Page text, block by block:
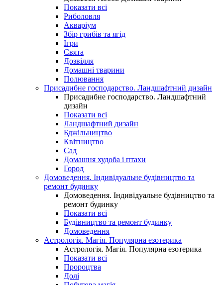
Показати всі
Риболовля
Акваріум
Збір грибів та ягід
Ігри
Свята
Дозвілля
Домашні тварини
Полювання
Присадибне господарство. Ландшафтний дизайн
Присадибне господарство. Ландшафтний
дизайн
Показати всі
Ландшафтний дизайн
Бджільництво
Квітництво
Сад
Домашня худоба і птахи
Город
Домоведення. Індивідуальне будівництво та
ремонт будинку
Домоведення. Індивідуальне будівництво та
ремонт будинку
Показати всі
Будівництво та ремонт будинку
Домоведення
Астрологія. Магія. Популярна езотерика
Астрологія. Магія. Популярна езотерика
Показати всі
Пророцтва
Долі